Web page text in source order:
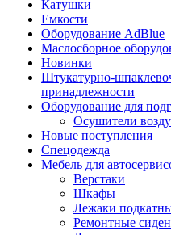
Катушки
Емкости
Оборудование AdBlue
Маслосборное
Новинки
Штукатурно-
принадлежности
Оборудование для
Осушители
Новые поступления
Спецодежда
Мебель для
Верстаки
Шкафы
Лежаки
Ремонтные